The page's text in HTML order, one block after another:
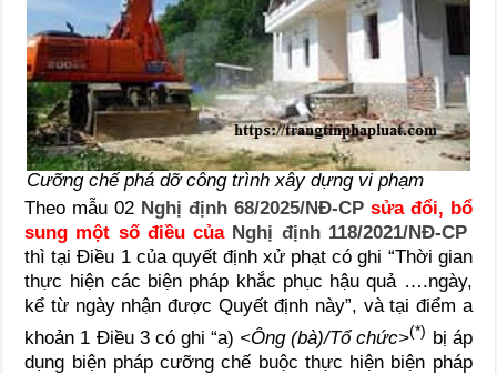
Cưỡng chế phá dỡ công trình xây dựng vi phạm
Theo mẫu 02 Nghị định 68/2025/NĐ-CPsửa đổi, bổ
sung một số điều của Nghị định 118/2021/NĐ-CP
thì tại Điều 1 của quyết định xử phạt có ghi “Thời gian
thực hiện các biện pháp khắc phục hậu quả ….ngày,
kể từ ngày nhận được Quyết định này”, và tại điểm a
khoản 1 Điều 3 có ghi “a) <Ông (bà)/Tổ chức>(*) bị áp
dụng biện pháp cưỡng chế buộc thực hiện biện pháp